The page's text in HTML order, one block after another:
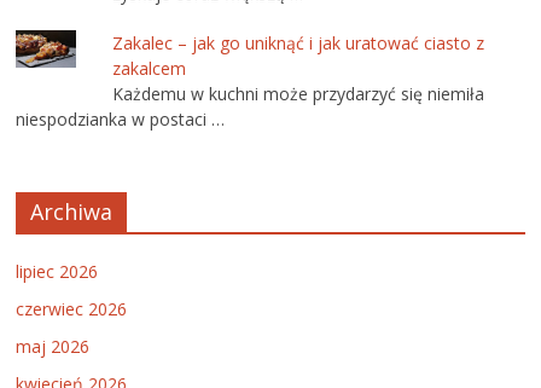
Zakalec – jak go uniknąć i jak uratować ciasto z
zakalcem
Każdemu w kuchni może przydarzyć się niemiła
niespodzianka w postaci …
Archiwa
lipiec 2026
czerwiec 2026
maj 2026